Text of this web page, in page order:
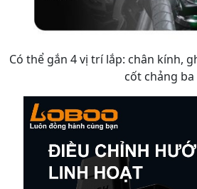
Có thể gắn 4 vị trí lắp: chân kính,
cốt chảng ba